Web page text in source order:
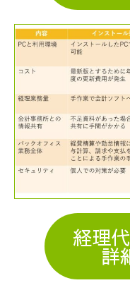
経理
詳